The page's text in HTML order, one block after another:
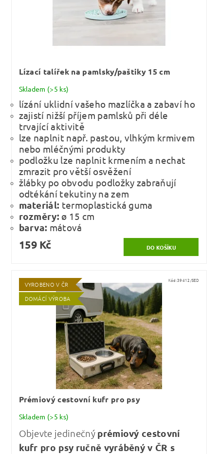
Lízací talířek na pamlsky/paštiky 15 cm
Skladem (>5 ks)
lízání uklidní vašeho mazlíčka a zabaví ho
zajistí nižší příjem pamlsků při déle
trvající aktivitě
lze naplnit např. pastou, vlhkým krmivem
nebo mléčnými produkty
podložku lze naplnit krmením a nechat
zmrazit pro větší osvěžení
žlábky po obvodu podložky zabraňují
odtékání tekutiny na zem
materiál: termoplastická guma
rozměry: ø 15 cm
barva: mátová
159 Kč
VYROBENO V ČR
DOMÁCÍ VÝROBA
Kód:39412/SED
Prémiový cestovní kufr pro psy
Skladem (>5 ks)
Objevte jedinečný prémiový cestovní
kufr pro psy ručně vyráběný v ČR s